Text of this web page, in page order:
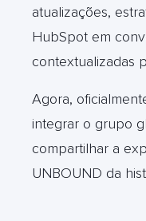
atualizações,
HubSpot em
contextualizadas
Agora,
integrar o grupo
compartilhar a
UNBOUND da